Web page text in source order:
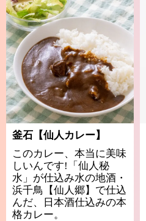
釜石【仙人カレー】
このカレー、本当に美味
しいんです!「仙人秘
水」が仕込み水の地酒・
浜千鳥【仙人郷】で仕込
んだ、日本酒仕込みの本
格カレー。